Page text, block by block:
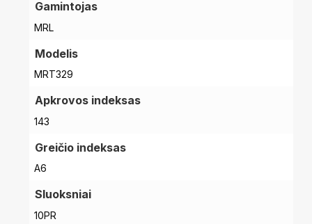
Gamintojas
MRL
Modelis
MRT329
Apkrovos indeksas
143
Greičio indeksas
A6
Sluoksniai
10PR